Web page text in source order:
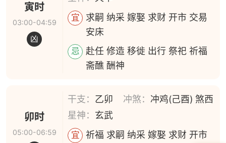
寅时
03:00-04:59
凶
宜
求嗣 纳采 嫁娶 求财 开市 交易
安床
忌
赴任 修造 移徙 出行 祭祀 祈福
斋醮 酬神
卯时
05:00-06:59
干支： 乙卯 冲煞： 冲鸡(己酉) 煞西
星神： 玄武
宜
祈福 求嗣 纳采 嫁娶 求财 开市